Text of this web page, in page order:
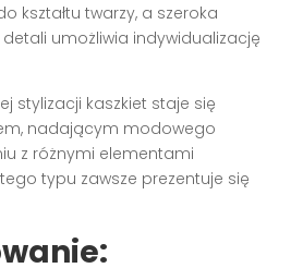
kształtu twarzy, a szeroka
umożliwia indywidualizację
stylizacji kaszkiet staje się
nadającym modowego
z różnymi elementami
typu zawsze prezentuje się